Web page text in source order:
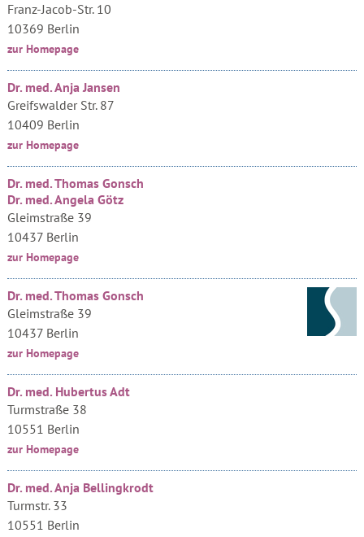
Franz-Jacob-Str. 10
10369 Berlin
zur Homepage
Dr. med. Anja Jansen
Greifswalder Str. 87
10409 Berlin
zur Homepage
Dr. med. Thomas Gonsch
Dr. med. Angela Götz
Gleimstraße 39
10437 Berlin
zur Homepage
Dr. med. Thomas Gonsch
Gleimstraße 39
10437 Berlin
zur Homepage
Dr. med. Hubertus Adt
Turmstraße 38
10551 Berlin
zur Homepage
Dr. med. Anja Bellingkrodt
Turmstr. 33
10551 Berlin